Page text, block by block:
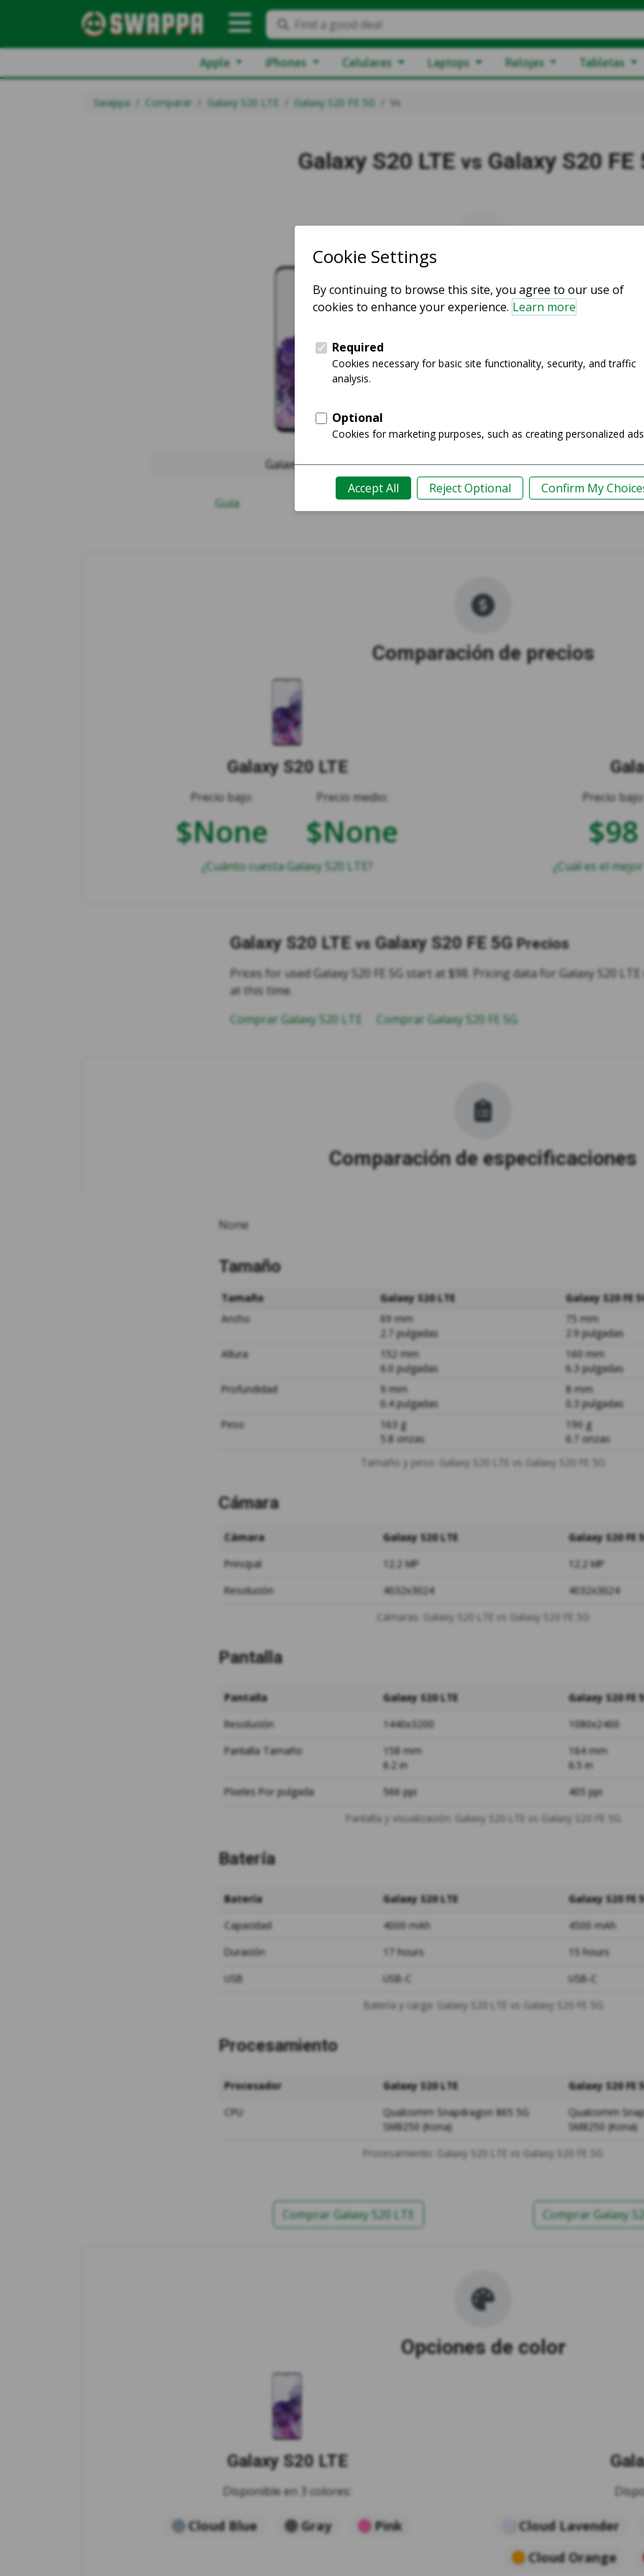
Find a good deal
Apple iPhones Celulares Laptops Relojes Tabletas
Swappa Comparar Galaxy S20 LTE Galaxy S20 FE 5G Vs
Galaxy S20 LTE vs Galaxy S20 FE
vs
Galaxy S20 LTE
Guía Comprar
Galaxy
Guía
Comparación de precios
Galaxy S20 LTE
Precio bajo:
$None
Precio medio:
$None
¿Cuánto cuesta Galaxy S20 LTE?
Precio
$98
¿Cuál es el
Galaxy S20 LTE vs Galaxy S20 FE 5G Precios
Prices for used Galaxy S20 FE 5G start at $98. Pricing data for Galaxy S20
at this time.
Comprar Galaxy S20 LTE
Comprar Galaxy S20 FE 5G
Comparación de especificaciones
None
Tamaño
Tamaño y peso: Galaxy S20 LTE vs Galaxy S20 FE 5G
Tamaño Galaxy S20 LTE
Galaxy S20 FE
Ancho
69 mm
2.7 pulgadas
75 mm
2.9 pulgadas
Altura
152 mm
6.0 pulgadas
160 mm
6.3 pulgadas
Profundidad
9 mm
0.4 pulgadas
8 mm
0.3 pulgadas
Peso
163 g
5.8 onzas
190 g
6.7 onzas
Cámara
Cámaras: Galaxy S20 LTE vs Galaxy S20 FE 5G
Cámara Galaxy S20 LTE
Galaxy S20 FE
Principal
12.2 MP
12.2 MP
Resolución
4032x3024 4032x3024
Pantalla
Pantalla y visualización: Galaxy S20 LTE vs Galaxy S20 FE 5G
Pantalla Galaxy S20 LTE
Galaxy S20 FE
Resolución
1440x3200
1080x2400
Pantalla Tamaño
158 mm
6.2 in
164 mm
6.5 in
PíxelesPor pulgada 566 ppi 405 ppi
Batería
Batería y carga: Galaxy S20 LTE vs Galaxy S20 FE 5G
Batería Galaxy S20 LTE
Galaxy S20 FE
Capacidad
4000 mAh
4500 mAh
Duración
17 hours
15 hours
USB
USB-C USB-C
Procesamiento
Procesamiento: Galaxy S20 LTE vs Galaxy S20 FE 5G
Procesador Galaxy S20 LTE
Galaxy S20 FE
CPU
Qualcomm Snapdragon 865 5G
SM8250 (Kona)
Qualcomm
SM8250 (Kona)
Comprar Galaxy S20 LTE Comprar Galaxy
Opciones de color
Galaxy S20 LTE
Disponible en 3 colores:
Cloud Blue Gray Pink
Cloud Lavender
Cloud Orange